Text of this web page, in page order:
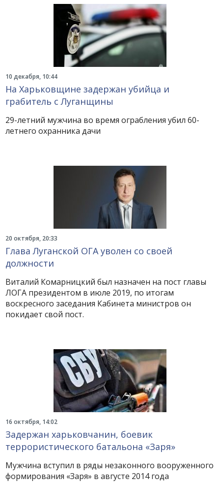
10 декабря, 10:44
На Харьковщине задержан убийца и
грабитель с Луганщины
29-летний мужчина во время ограбления убил 60-
летнего охранника дачи
20 октября, 20:33
Глава Луганской ОГА уволен со своей
должности
Виталий Комарницкий был назначен на пост главы
ЛОГА президентом в июле 2019, по итогам
воскресного заседания Кабинета министров он
покидает свой пост.
16 октября, 14:02
Задержан харьковчанин, боевик
террористического батальона «Заря»
Мужчина вступил в ряды незаконного вооруженного
формирования «Заря» в августе 2014 года